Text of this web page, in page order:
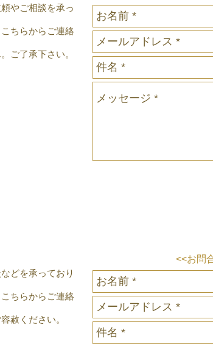
やご相談を承っ
ちらからご連絡
ご了承下さい。
どを承っており
ちらからご連絡
赦ください。
<<お問